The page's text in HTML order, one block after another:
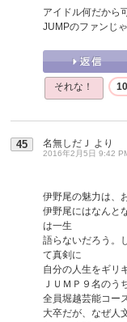
アイドル何だから
JUMPのファンじ
それな！
45 名無しだＪ より
2016年2月5日 9:42
伊野尾の魅力は、
伊野尾にはなんと
は一生
語らないだろう。
て真剣に
自分の人生をギリ
ＪＵＭＰ９名の
全員堀越芸能コー
大卒だが、なぜ人